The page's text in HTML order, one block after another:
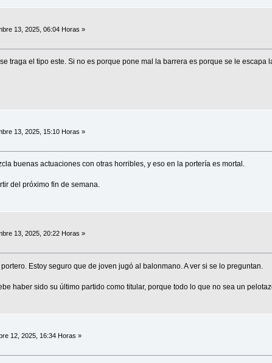
13, 2025, 06:04 Horas »
traga el tipo este. Si no es porque pone mal la barrera es porque se le escapa
13, 2025, 15:10 Horas »
buenas actuaciones con otras horribles, y eso en la portería es mortal.
del próximo fin de semana.
13, 2025, 20:22 Horas »
Estoy seguro que de joven jugó al balonmano. A ver si se lo preguntan.
haber sido su último partido como titular, porque todo lo que no sea un
12, 2025, 16:34 Horas »